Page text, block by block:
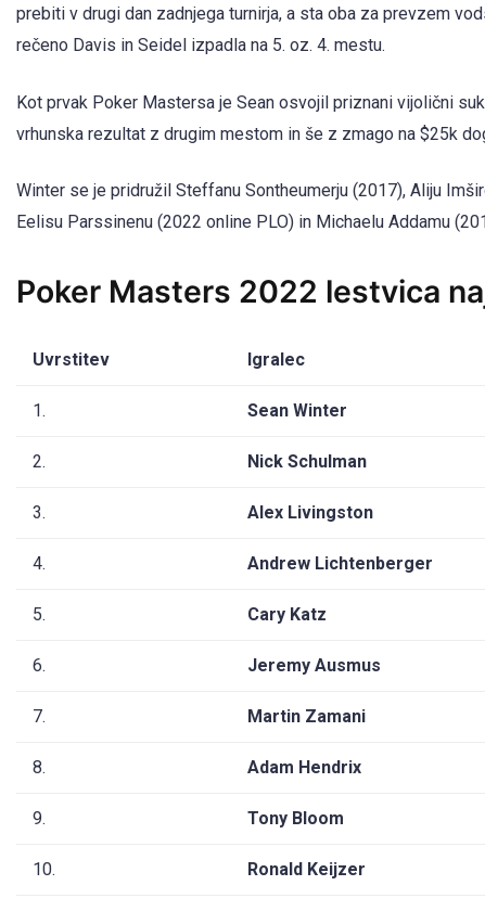
prebiti v drugi dan zadnjega turnirja, a sta oba za prevzem
rečeno Davis in Seidel izpadla na 5. oz. 4. mestu.
Kot prvak Poker Mastersa je Sean osvojil priznani vijolični
vrhunska rezultat z drugim mestom in še z zmago na $25k
Winter se je pridružil Steffanu Sontheumerju (2017), Aliju
Eelisu Parssinenu (2022 online PLO) in Michaelu Addamu
Poker Masters 2022 lestvica
Uvrstitev Igralec
1. Sean Winter
2. Nick Schulman
3. Alex Livingston
4. Andrew Lichtenberger
5. Cary Katz
6. Jeremy Ausmus
7. Martin Zamani
8. Adam Hendrix
9. Tony Bloom
10. Ronald Keijzer